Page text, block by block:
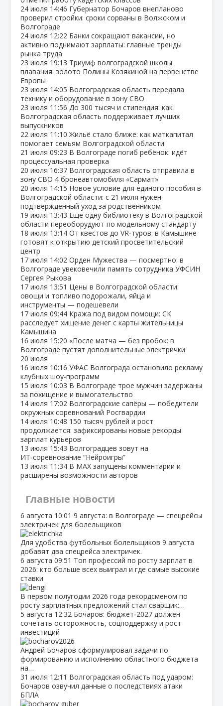
24 июля 14:46 Губернатор Бочаров внепланово
проверил стройки: сроки сорваны в Волжском и
Волгограде
24 июля 12:22 Банки сокращают вакансии, но
активно поднимают зарплаты: главные тренды
рынка труда
23 июля 19:13 Триумф волгоградской школы
плавания: золото Полины Козякиной на первенстве
Европы
23 июля 14:05 Волгоградская область передала
технику и оборудование в зону СВО
23 июля 11:56 До 300 тысяч и стипендия: как
Волгоградская область поддерживает лучших
выпускников
22 июля 11:10 Жильё стало ближе: как маткапитал
помогает семьям Волгоградской области
21 июля 09:23 В Волгограде погиб ребёнок: идёт
процессуальная проверка
20 июля 16:37 Волгоградская область отправила в
зону СВО 4 бронеавтомобиля «Сармат»
20 июля 14:15 Новое условие для единого пособия в
Волгоградской области: с 21 июля нужен
подтверждённый уход за родственником
19 июля 13:43 Ещё одну библиотеку в Волгоградской
области переоборудуют по модельному стандарту
18 июля 13:14 От квестов до VR‑туров: в Камышине
готовят к открытию детский просветительский
центр
17 июля 14:02 Орден Мужества — посмертно: в
Волгограде увековечили память сотрудника УФСИН
Сергея Рыкова
17 июля 13:51 Цены в Волгоградской области:
овощи и топливо подорожали, яйца и
инструменты — подешевели
17 июля 09:44 Кража под видом помощи: СК
расследует хищение денег с карты жительницы
Камышина
16 июля 15:20 «После матча — без пробок: в
Волгограде пустят дополнительные электрички
20 июля
16 июля 10:16 УФАС Волгограда остановило рекламу
клубных шоу‑программ
15 июля 10:03 В Волгограде трое мужчин задержаны
за похищение и вымогательство
14 июля 17:02 Волгоградские сапёры — победители
окружных соревнований Росгвардии
14 июля 10:48 150 тысяч рублей и рост
продолжается: зафиксированы новые рекорды
зарплат курьеров
13 июля 15:43 Волгоградцев зовут на
ИТ‑соревнование “Нейроигры”
13 июля 11:34 В МАХ запущены комментарии и
расширены возможности авторов
Главные новости
6 августа 10:01 9 августа: в Волгограде — спецрейсы
электричек для болельщиков
Для удобства футбольных болельщиков 9 августа
добавят два спецрейса электричек.
6 августа 09:51 Топ профессий по росту зарплат в
2026: кто больше всех выиграл и где самые высокие
ставки
В первом полугодии 2026 года рекордсменом по
росту зарплатных предложений стал сварщик:…
5 августа 12:32 Бочаров: бюджет‑2027 должен
сочетать осторожность, соцподдержку и рост
инвестиций
Андрей Бочаров сформулировал задачи по
формированию и исполнению областного бюджета
на…
31 июля 12:11 Волгоградская область под ударом:
Бочаров озвучил данные о последствиях атаки
БПЛА